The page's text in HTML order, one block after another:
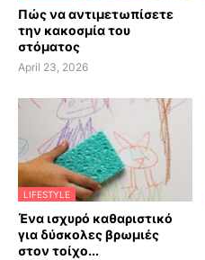
Πώς να αντιμετωπίσετε
την κακοσμία του
στόματος
April 23, 2026
LIFESTYLE
Ένα ισχυρό καθαριστικό
για δύσκολες βρωμιές
στον τοίχο...